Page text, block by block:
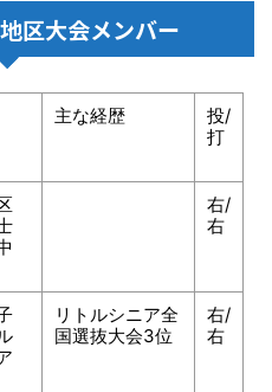
区大会メンバー
主な経歴
投/
打
右/
右
リトルシニア全
国選抜大会3位
右/
右